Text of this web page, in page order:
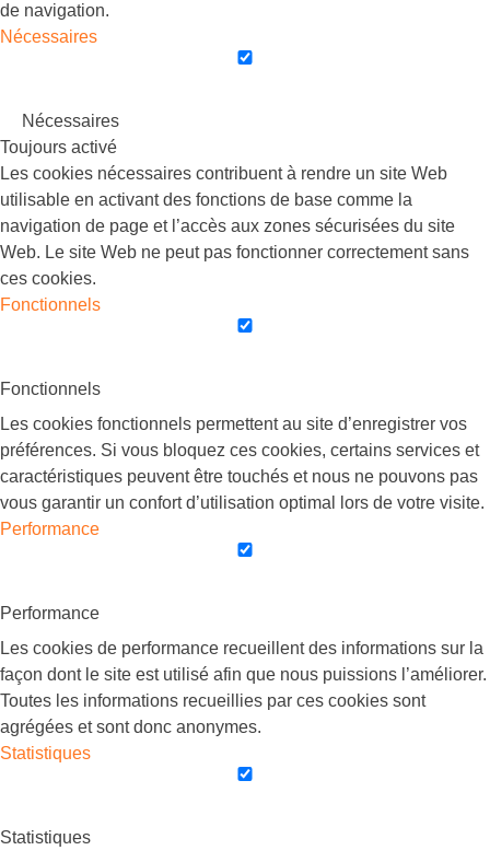
de navigation.
Nécessaires
Nécessaires
Toujours activé
Les cookies nécessaires contribuent à rendre un site Web
utilisable en activant des fonctions de base comme la
navigation de page et l’accès aux zones sécurisées du site
Web. Le site Web ne peut pas fonctionner correctement sans
ces cookies.
Fonctionnels
Fonctionnels
Les cookies fonctionnels permettent au site d’enregistrer vos
préférences. Si vous bloquez ces cookies, certains services et
caractéristiques peuvent être touchés et nous ne pouvons pas
vous garantir un confort d’utilisation optimal lors de votre visite.
Performance
Performance
Les cookies de performance recueillent des informations sur la
façon dont le site est utilisé afin que nous puissions l’améliorer.
Toutes les informations recueillies par ces cookies sont
agrégées et sont donc anonymes.
Statistiques
Statistiques